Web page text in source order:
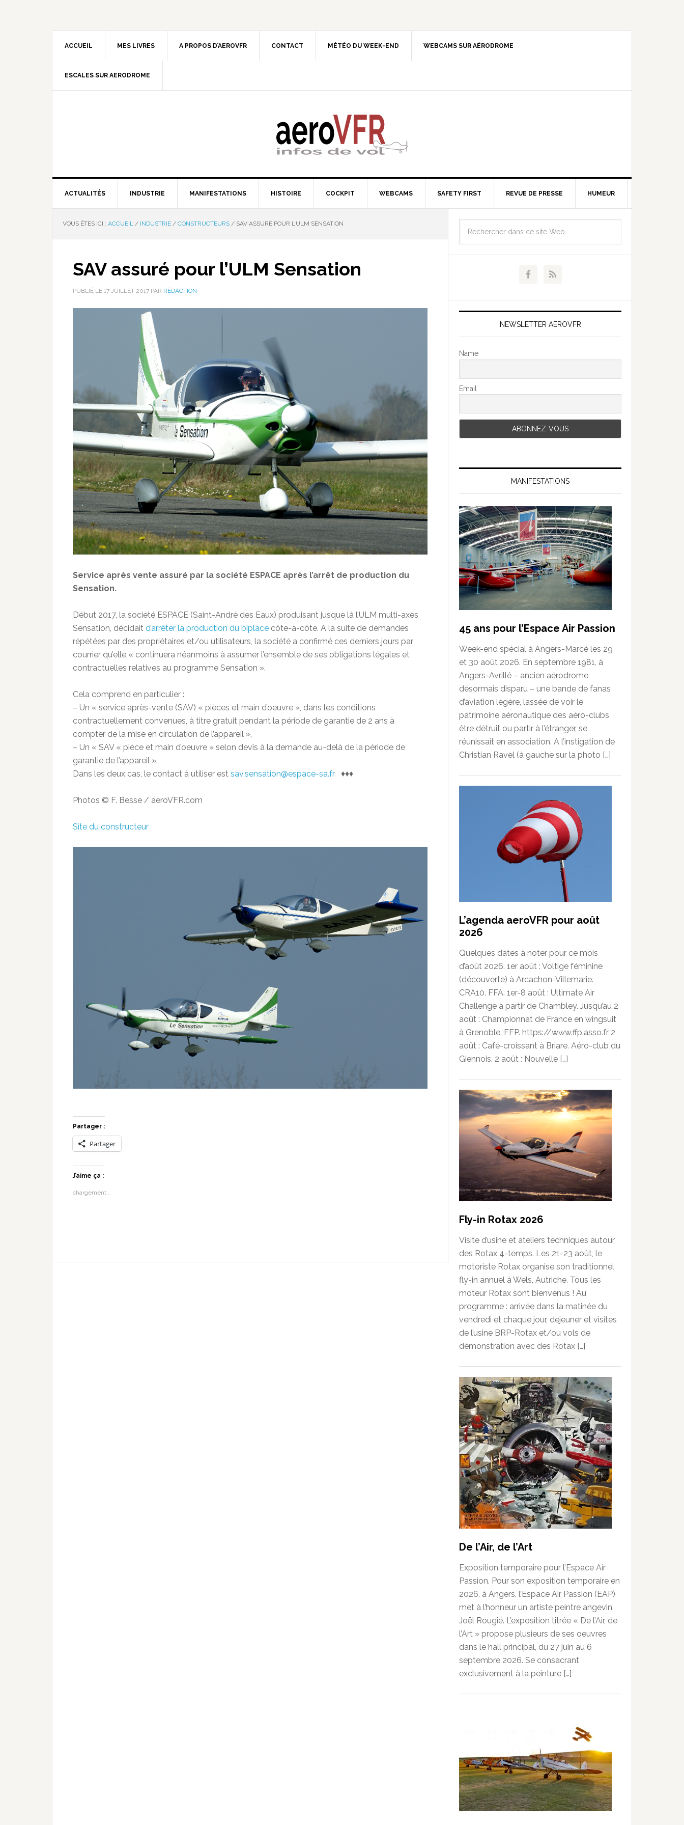
ACCUEIL MES LIVRES A PROPOS D’AEROVFR CONTACT MÉTÉO DU WEEK-END WEBCAMS SUR AÉRODROME
ESCALES SUR AERODROME
ACTUALITÉS INDUSTRIE MANIFESTATIONS HISTOIRE COCKPIT WEBCAMS SAFETY FIRST REVUE DE PRESSE HUMEUR
VOUS ÊTES ICI : ACCUEIL / INDUSTRIE / CONSTRUCTEURS / SAV ASSURÉ POUR L’ULM SENSATION
SAV assuré pour l’ULM Sensation
PUBLIÉ LE 17 JUILLET 2017 PAR RÉDACTION
Service après vente assuré par la société ESPACE après l’arrêt de production du
Sensation.
Début 2017, la société ESPACE (Saint-André des Eaux) produisant jusque là l’ULM multi-axes
Sensation, décidait d’arrêter la production du biplace côte-à-côte. A la suite de demandes
répétées par des propriétaires et/ou utilisateurs, la société a confirmé ces derniers jours par
courrier qu’elle « continuera néanmoins à assumer l’ensemble de ses obligations légales et
contractuelles relatives au programme Sensation ».
Cela comprend en particulier :
– Un « service après-vente (SAV) « pièces et main d’oeuvre », dans les conditions
contractuellement convenues, à titre gratuit pendant la période de garantie de 2 ans à
compter de la mise en circulation de l’appareil »,
– Un « SAV « pièce et main d’oeuvre » selon devis à la demande au-delà de la période de
garantie de l’appareil ».
Dans les deux cas, le contact à utiliser est sav.sensation@espace-sa.fr ♦♦♦
Photos © F. Besse / aeroVFR.com
Site du constructeur
Partager :
Partager
J’aime ça :
chargement…
NEWSLETTER AEROVFR
Name
Email
MANIFESTATIONS
45 ans pour l’Espace Air Passion
Week-end spécial à Angers-Marcé les 29
et 30 août 2026. En septembre 1981, à
Angers-Avrillé – ancien aérodrome
désormais disparu – une bande de fanas
d’aviation légère, lassée de voir le
patrimoine aéronautique des aéro-clubs
être détruit ou partir à l’étranger, se
réunissait en association. A l’instigation de
Christian Ravel (à gauche sur la photo […]
L’agenda aeroVFR pour août
2026
Quelques dates à noter pour ce mois
d’août 2026. 1er août : Voltige féminine
(découverte) à Arcachon-Villemarie.
CRA10. FFA. 1er-8 août : Ultimate Air
Challenge à partir de Chambley. Jusqu’au 2
août : Championnat de France en wingsuit
à Grenoble. FFP. https://www.ffp.asso.fr 2
août : Café-croissant à Briare. Aéro-club du
Giennois. 2 août : Nouvelle […]
Fly-in Rotax 2026
Visite d’usine et ateliers techniques autour
des Rotax 4-temps. Les 21-23 août, le
motoriste Rotax organise son traditionnel
fly-in annuel à Wels, Autriche. Tous les
moteur Rotax sont bienvenus ! Au
programme : arrivée dans la matinée du
vendredi et chaque jour, dejeuner et visites
de l’usine BRP-Rotax et/ou vols de
démonstration avec des Rotax […]
De l’Air, de l’Art
Exposition temporaire pour l’Espace Air
Passion. Pour son exposition temporaire en
2026, à Angers, l’Espace Air Passion (EAP)
met à l’honneur un artiste peintre angevin,
Joël Rougié. L’exposition titrée « De l’Air, de
l’Art » propose plusieurs de ses oeuvres
dans le hall principal, du 27 juin au 6
septembre 2026. Se consacrant
exclusivement à la peinture […]